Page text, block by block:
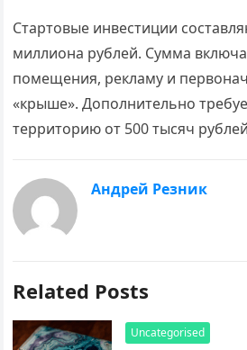
Стартовые инвестиции
миллиона рублей. Сумма
помещения, рекламу и
«крыше». Дополнительно
территорию от 500 тысяч
Андрей Резник
Related Posts
Uncategorised